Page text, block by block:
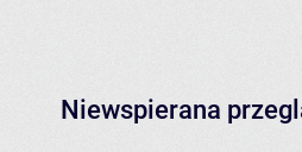
Niewspierana